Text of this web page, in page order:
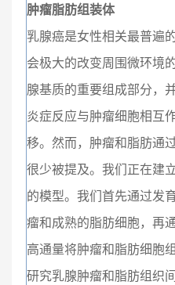
肿瘤脂肪组装体
乳腺癌是女性相关最普遍
会极大的改变周围微环境
腺基质的重要组成部分，
炎症反应与肿瘤细胞相互
移。然而，肿瘤和脂肪通
很少被提及。我们正在建
的模型。我们首先通过发
瘤和成熟的脂肪细胞，再
高通量将肿瘤和脂肪细胞
研究乳腺肿瘤和脂肪组织